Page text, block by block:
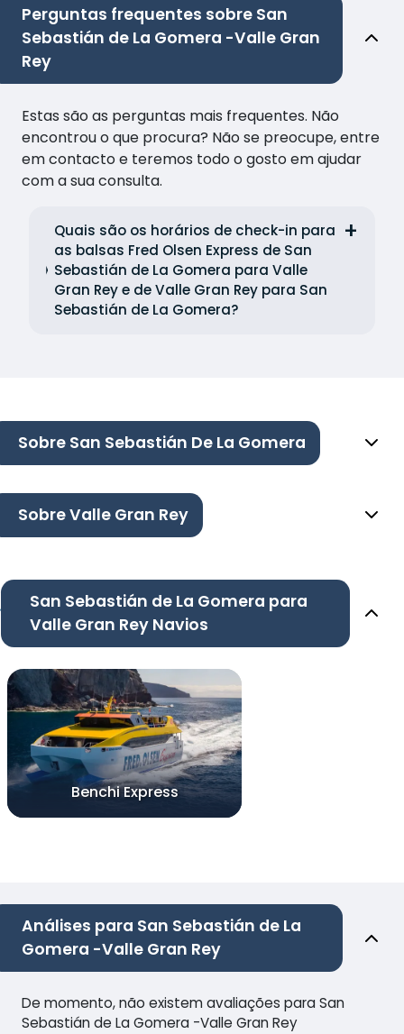
Perguntas frequentes sobre San
Sebastián de La Gomera -Valle Gran
Rey
Estas são as perguntas mais frequentes. Não
encontrou o que procura? Não se preocupe, entre
em contacto e teremos todo o gosto em ajudar
com a sua consulta.
Quais são os horários de check-in para
as balsas Fred Olsen Express de San
Sebastián de La Gomera para Valle
Gran Rey e de Valle Gran Rey para San
Sebastián de La Gomera?
Sobre San Sebastián De La Gomera
Sobre Valle Gran Rey
San Sebastián de La Gomera para
Valle Gran Rey Navios
Benchi Express
Análises para San Sebastián de La
Gomera -Valle Gran Rey
De momento, não existem avaliações para San
Sebastián de La Gomera -Valle Gran Rey